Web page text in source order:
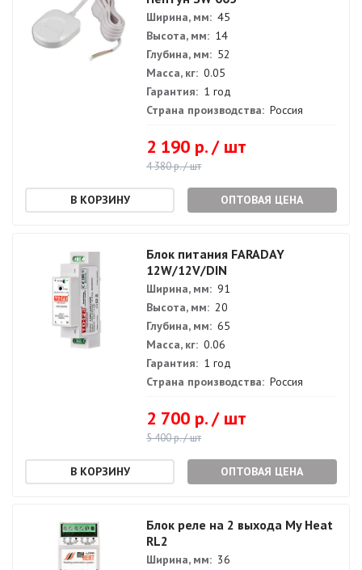
Ширина, мм: 45
Высота, мм: 14
Глубина, мм: 52
Масса, кг: 0.05
Гарантия: 1 год
Страна производства: Россия
2 190 р. / шт
4 380 р. / шт
ОПТОВАЯ ЦЕНА
Блок питания FARADAY
12W/12V/DIN
Ширина, мм: 91
Высота, мм: 20
Глубина, мм: 65
Масса, кг: 0.06
Гарантия: 1 год
Страна производства: Россия
2 700 р. / шт
5 400 р. / шт
ОПТОВАЯ ЦЕНА
Блок реле на 2 выхода My Heat
RL2
Ширина, мм: 36